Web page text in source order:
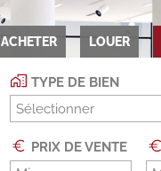
ACHETER LOUER
TYPE DE BIEN
Sélectionner
PRIX DE VENTE